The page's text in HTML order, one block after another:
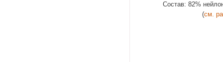
Состав: 82%
(см.